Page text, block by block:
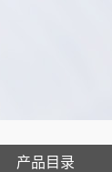
产品目录